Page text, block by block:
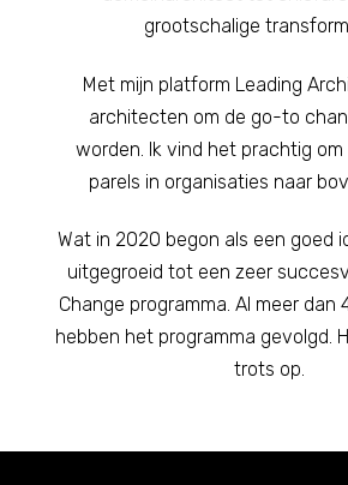
grootschalige
Met mijn platform Leading
architecten om de go-to
worden. Ik vind het prachtig
parels in organisaties naar
Wat in 2020 begon als een goed
uitgegroeid tot een zeer
Change programma. Al meer
hebben het programma gevolgd.
trots op.